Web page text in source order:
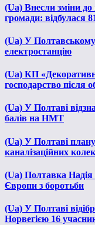
(Ua) Внесли зміни
громади: відбулася
(Ua) У
електростанцію
(Ua) КП
господарство після
(Ua) У Полтаві
балів на НМТ
(Ua) У Полтаві
каналізаційних
(Ua) Полтавка Надія
Європи з боротьби
(Ua) У Полтаві
Норвегією 16